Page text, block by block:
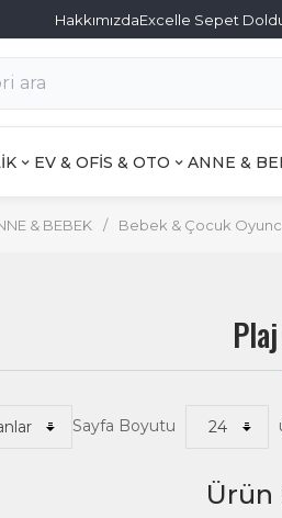
HakkımızdaExcelle Sepet
EV & OFİS & OTO ANNE &
& BEBEK / Bebek & Çocuk
Sayfa Boyutu
Ürün